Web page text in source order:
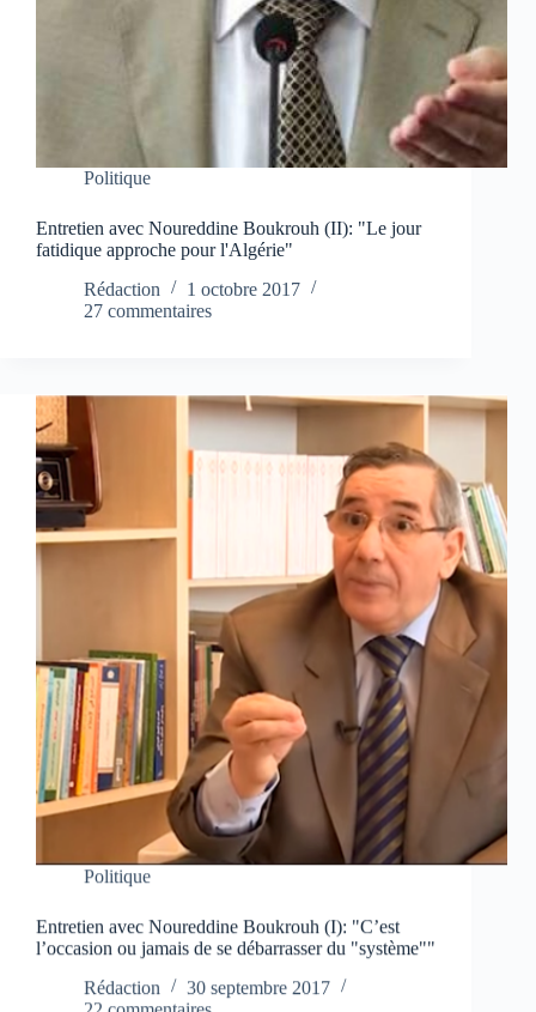
Politique
Entretien avec Noureddine Boukrouh (II): "Le jour
fatidique approche pour l'Algérie"
Rédaction
1 octobre 2017
27 commentaires
Politique
Entretien avec Noureddine Boukrouh (I): "C’est
l’occasion ou jamais de se débarrasser du "système""
Rédaction
30 septembre 2017